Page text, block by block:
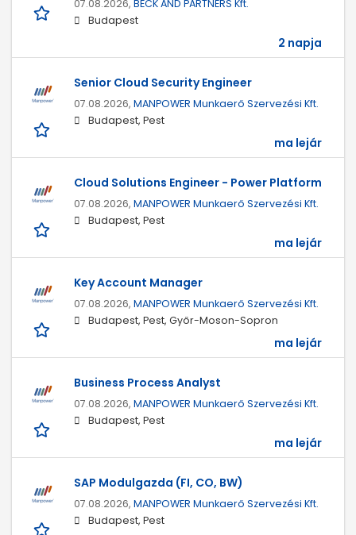
07.08.2026, BECK AND PARTNERS Kft.
Budapest
2 napja
Senior Cloud Security Engineer
07.08.2026, MANPOWER Munkaerő Szervezési Kft.
Budapest, Pest
ma lejár
Cloud Solutions Engineer - Power Platform
07.08.2026, MANPOWER Munkaerő Szervezési Kft.
Budapest, Pest
ma lejár
Key Account Manager
07.08.2026, MANPOWER Munkaerő Szervezési Kft.
Budapest, Pest, Győr-Moson-Sopron
ma lejár
Business Process Analyst
07.08.2026, MANPOWER Munkaerő Szervezési Kft.
Budapest, Pest
ma lejár
SAP Modulgazda (FI, CO, BW)
07.08.2026, MANPOWER Munkaerő Szervezési Kft.
Budapest, Pest